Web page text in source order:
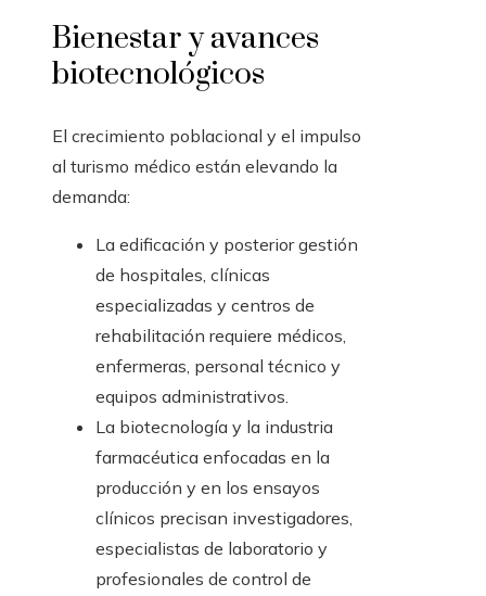
Bienestar y avances
biotecnológicos
El crecimiento poblacional y el impulso
al turismo médico están elevando la
demanda:
La edificación y posterior gestión
de hospitales, clínicas
especializadas y centros de
rehabilitación requiere médicos,
enfermeras, personal técnico y
equipos administrativos.
La biotecnología y la industria
farmacéutica enfocadas en la
producción y en los ensayos
clínicos precisan investigadores,
especialistas de laboratorio y
profesionales de control de